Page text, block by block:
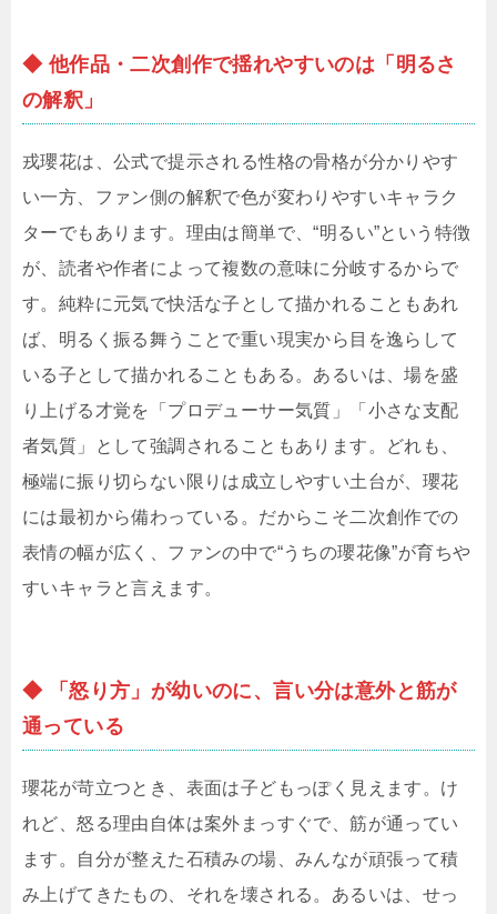
◆ 他作品・二次創作で揺れやすいのは「明るさ
の解釈」
戎瓔花は、公式で提示される性格の骨格が分かりやす
い一方、ファン側の解釈で色が変わりやすいキャラク
ターでもあります。理由は簡単で、“明るい”という特徴
が、読者や作者によって複数の意味に分岐するからで
す。純粋に元気で快活な子として描かれることもあれ
ば、明るく振る舞うことで重い現実から目を逸らして
いる子として描かれることもある。あるいは、場を盛
り上げる才覚を「プロデューサー気質」「小さな支配
者気質」として強調されることもあります。どれも、
極端に振り切らない限りは成立しやすい土台が、瓔花
には最初から備わっている。だからこそ二次創作での
表情の幅が広く、ファンの中で“うちの瓔花像”が育ちや
すいキャラと言えます。
◆ 「怒り方」が幼いのに、言い分は意外と筋が
通っている
瓔花が苛立つとき、表面は子どもっぽく見えます。け
れど、怒る理由自体は案外まっすぐで、筋が通ってい
ます。自分が整えた石積みの場、みんなが頑張って積
み上げてきたもの、それを壊される。あるいは、せっ